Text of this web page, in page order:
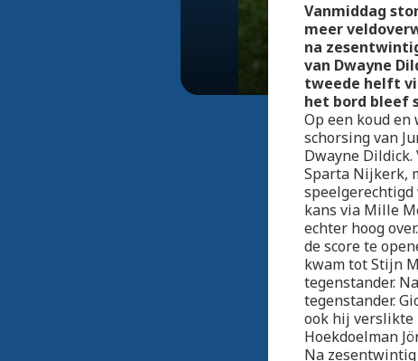
Vanmiddag
meer
na
van Dwayne
tweede helft
het bord bleef
Op een koud
schorsing van
Dwayne
Sparta Nijkerk,
kans via Mille
echter hoog
de score te
kwam tot Stijn
tegenstander.
tegenstander.
ook hij verslikte
Hoekdoelman
Na